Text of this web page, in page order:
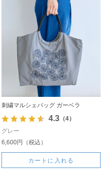
刺繍マルシェバッグ ガーベラ
4.3（4）
グレー
6,600円（税込）
カートに入れる